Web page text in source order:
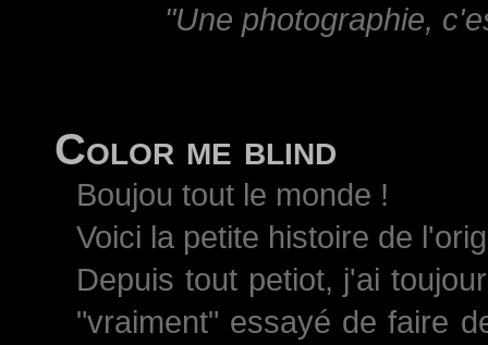
"Une photographie,
Color me blind
Boujou tout le monde !
Voici la petite histoire de
Depuis tout petiot, j'ai
"vraiment" essayé de faire